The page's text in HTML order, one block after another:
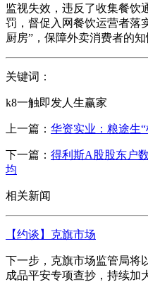
监视失效，违反了收集餐饮
罚，督促入网餐饮运营者落
厨房”，保障外卖消费者的
关键词：
k8一触即发人生赢家
上一篇： 华资实业：粮途生“
下一篇： 得利斯A股股东户
均
相关新闻
【约谈】克旗市场
下一步，克旗市场监管局将
成品平安专项查抄，持续加